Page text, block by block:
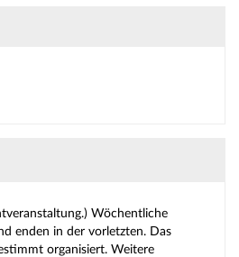
Wöchentliche
enden in der vorletzten. Das
organisiert. Weitere